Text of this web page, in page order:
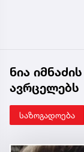
ნია
ავრცელებს
საზოგადოება